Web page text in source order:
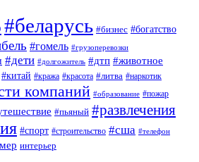
#беларусь #бизнес #богатство
#гомель #грузоперевозки
#дети #долгожитель #дтп #животное
#китай #кража #красота #литва #наркотик
компаний #образование #пожар
#пьяный #развлечения
#спорт #строительство #сша #телефон
интерьер